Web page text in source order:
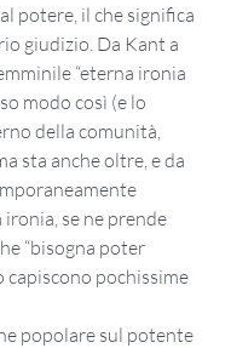
potere, il che significa
giudizio. Da Kant a
“eterna ironia
modo così (e lo
della comunità,
sta anche oltre, e da
se ne prende
“bisogna poter
capiscono pochissime
popolare sul potente